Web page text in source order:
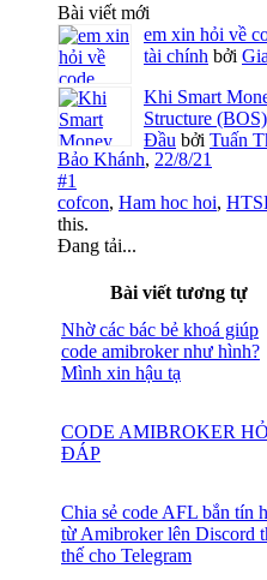
Bài viết mới
em xin hỏi về
tài chính bởi
Khi Smart
Structure
Đầu bởi Tuấn
Bảo Khánh, 22/8/21
#1
cofcon, Ham hoc hoi,
this.
Đang tải...
Bài viết tương tự
Nhờ các bác bẻ khoá giúp
code amibroker như hình?
Mình xin hậu tạ
CODE AMIBROKER
ĐÁP
Chia sẻ code AFL bắn tín
từ Amibroker lên Discord
thế cho Telegram